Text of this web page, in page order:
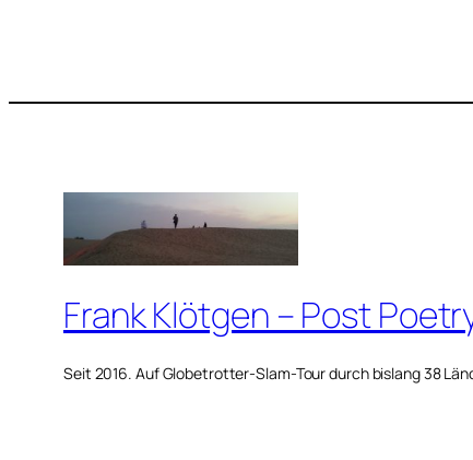
Frank Klötgen – Post
Seit 2016. Auf Globetrotter-Slam-Tour durch bislang 38